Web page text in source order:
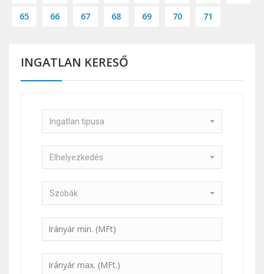
65 66 67 68 69 70 71
INGATLAN KERESŐ
Ingatlan tipusa
Elhelyezkedés
Szobák